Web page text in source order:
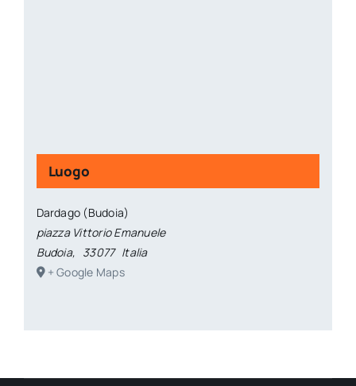
Luogo
Dardago (Budoia)
piazza Vittorio Emanuele
Budoia, 33077 Italia
+ Google Maps